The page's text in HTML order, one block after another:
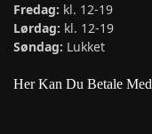
Fredag: kl. 12-19
Lørdag: kl. 12-19
Søndag: Lukket
Her Kan Du Betale Med